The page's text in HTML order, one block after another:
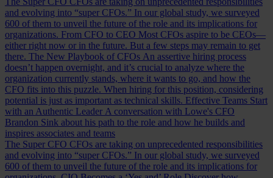
and evolving into “super CFOs.” In our global study, we surveyed
600 of them to unveil the future of the role and its implications for
organizations. From CFO to CEO Most CFOs aspire to be CEOs—
either right now or in the future. But a few steps may remain to get
there. The New Playbook of CFOs An assertive hiring process
doesn’t happen overnight, and it’s crucial to analyze where the
organization currently stands, where it wants to go, and how the
CFO fits into this puzzle. When hiring for this position, considering
potential is just as important as technical skills. Effective Teams Start
with an Authentic Leader A conversation with Lowe's CFO
Brandon Sink about his path to the role and how he builds and
inspires associates and teams
The Super CFO CFOs are taking on unprecedented responsibilities
and evolving into “super CFOs.” In our global study, we surveyed
600 of them to unveil the future of the role and its implications for